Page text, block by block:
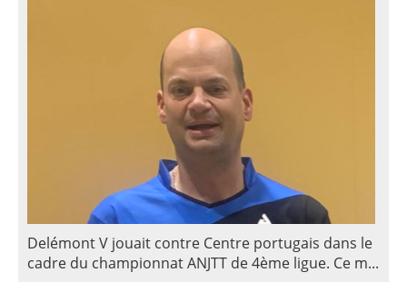
Delémont V jouait contre Centre portugais dans le
cadre du championnat ANJTT de 4ème ligue. Ce m...